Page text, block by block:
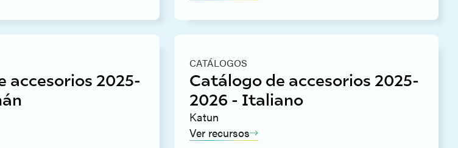
accesorios 2025-
CATÁLOGOS
Catálogo de accesorios 2025-
2026 - Italiano
Katun
Ver recursos